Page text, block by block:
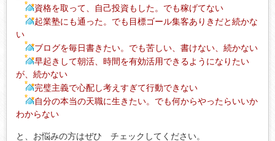
資格を取って、自己投資もした。でも稼げてない
起業塾にも通った。でも目標ゴール集客ありきだと続かな
い
ブログを毎日書きたい。でも苦しい、書けない、続かない
早起きして朝活、時間を有効活用できるようになりたい
が、続かない
完璧主義で心配し考えすぎて行動できない
自分の本当の天職に生きたい。でも何からやったらいいか
わからない
と、お悩みの方はぜひ チェックしてください。